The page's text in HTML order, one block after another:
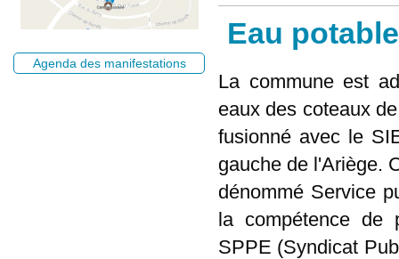
Agenda des manifestations
Eau potable
La commune est
eaux des coteaux
fusionné avec le
gauche de l'Ariège.
dénommé Service
la compétence de
SPPE (Syndicat